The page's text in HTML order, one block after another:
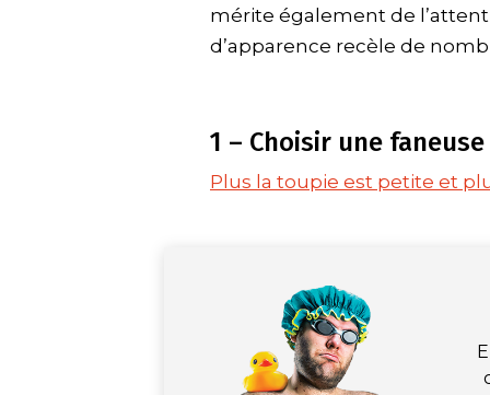
mérite également de
d’apparence recèle de
1 – Choisir une
Plus la toupie est petite et